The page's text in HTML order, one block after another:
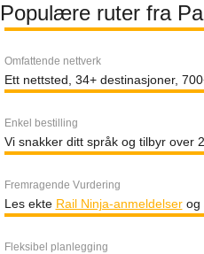
Populære ruter fra
Omfattende nettverk
Ett nettsted, 34+ destinasjoner,
Enkel bestilling
Vi snakker ditt språk og tilbyr over
Fremragende Vurdering
Les ekte Rail Ninja-anmeldelserog
Fleksibel planlegging